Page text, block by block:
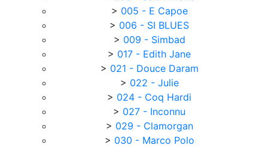
> 005 - E Capoe
> 006 - SI BLUES
> 009 - Simbad
> 017 - Edith Jane
> 021 - Douce Daram
> 022 - Julie
> 024 - Coq Hardi
> 027 - Inconnu
> 029 - Clamorgan
> 030 - Marco Polo